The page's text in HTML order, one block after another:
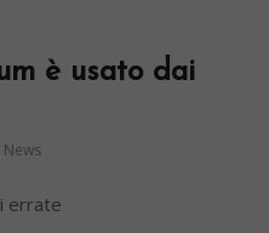
è usato dai
errate